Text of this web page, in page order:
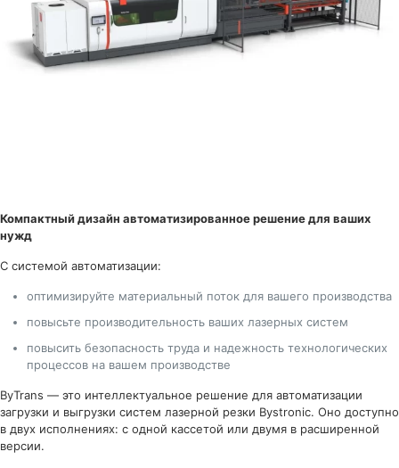
Компактный дизайн автоматизированное решение для ваших
нужд
С системой автоматизации:
оптимизируйте материальный поток для вашего производства
повысьте производительность ваших лазерных систем
повысить безопасность труда и надежность технологических
процессов на вашем производстве
ByTrans — это интеллектуальное решение для автоматизации
загрузки и выгрузки систем лазерной резки Bystronic. Оно доступно
в двух исполнениях: с одной кассетой или двумя в расширенной
версии.